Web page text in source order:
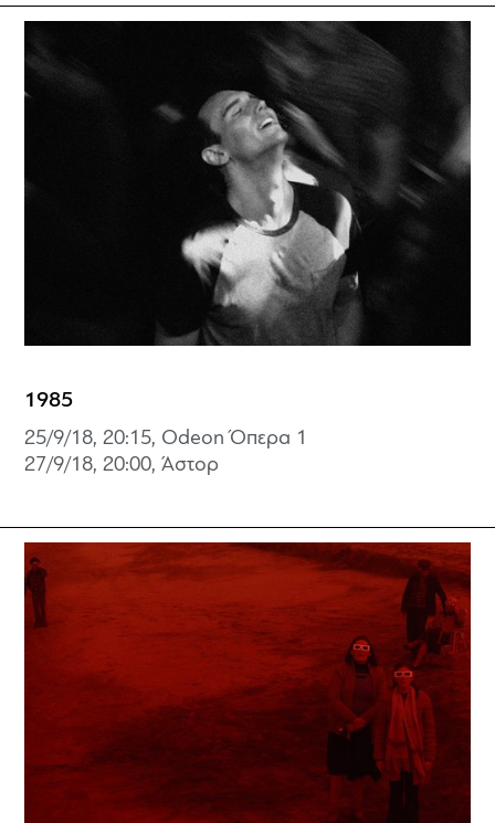
1985
25/9/18, 20:15, Odeon Όπερα 1
27/9/18, 20:00, Άστορ